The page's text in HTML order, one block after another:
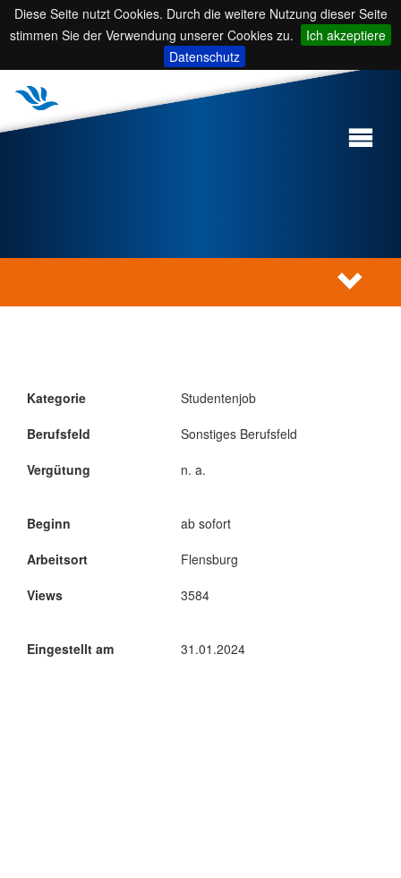
Diese Seite nutzt Cookies. Durch die weitere Nutzung dieser Seite
stimmen Sie der Verwendung unserer Cookies zu.
Ich akzeptiere
Datenschutz
Kategorie
Berufsfeld
Vergütung
Studentenjob
Sonstiges Berufsfeld
n. a.
Beginn
Arbeitsort
Views
ab sofort
Flensburg
3584
Eingestellt am 31.01.2024